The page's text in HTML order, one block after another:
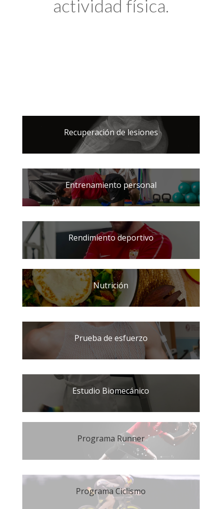
actividad física.
Recuperación de lesiones
Entrenamiento personal
Rendimiento deportivo
Nutrición
Prueba de esfuerzo
Estudio Biomecánico
Programa Runner
Programa Ciclismo